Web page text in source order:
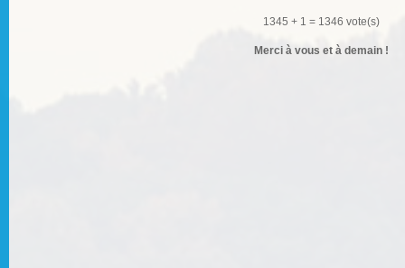
1345 + 1 = 1346 vote(s)
Merci à vous et à demain !